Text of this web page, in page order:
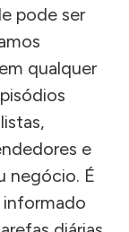
pode ser
qualquer
e
negócio. É
informado